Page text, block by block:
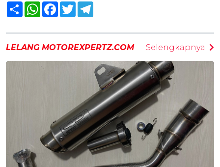
Share WhatsAppFacebook
Twitter
LELANG MOTOREXPERTZ.COM Selengkapnya